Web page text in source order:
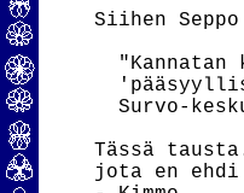
Siihen
"Kannatan
Survo-
Tässä
jota en